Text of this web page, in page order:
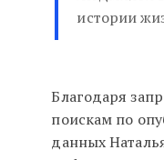
истории
Благодаря
поискам по
данных